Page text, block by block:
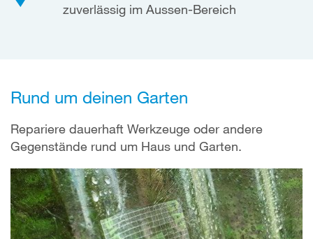
zuverlässig im Aussen-Bereich
Rund um deinen Garten
Repariere dauerhaft Werkzeuge oder andere
Gegenstände rund um Haus und Garten.